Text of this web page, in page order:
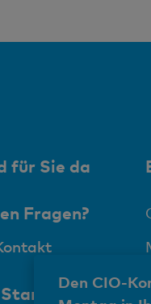
Den CIO-
für Sie da
Fragen?
Standorte